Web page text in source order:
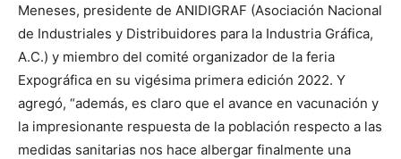
Meneses, presidente de ANIDIGRAF (Asociación Nacional
de Industriales y Distribuidores para la Industria Gráfica,
A.C.) y miembro del comité organizador de la feria
Expográfica en su vigésima primera edición 2022. Y
agregó, “además, es claro que el avance en vacunación y
la impresionante respuesta de la población respecto a las
medidas sanitarias nos hace albergar finalmente una